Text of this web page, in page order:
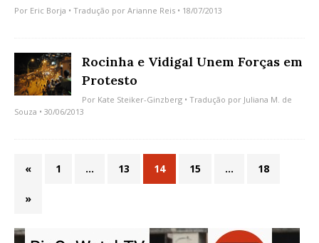
Por Eric Borja • Tradução por Arianne Reis • 18/07/2013
Rocinha e Vidigal Unem Forças em
Protesto
Por Kate Steiker-Ginzberg • Tradução por Juliana M. de
Souza • 30/06/2013
« 1 … 13 14 15 … 18
»